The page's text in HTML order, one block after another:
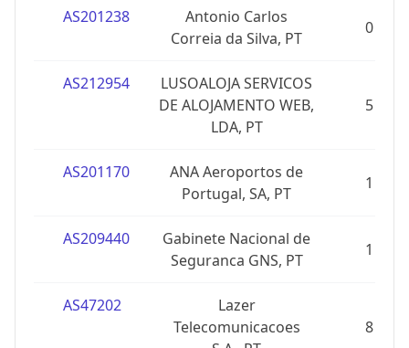
AS201238
Antonio Carlos
Correia da Silva, PT
0
AS212954
LUSOALOJA SERVICOS
DE ALOJAMENTO WEB,
LDA, PT
5
AS201170
ANA Aeroportos de
Portugal, SA, PT
1
AS209440
Gabinete Nacional de
Seguranca GNS, PT
1
AS47202
Lazer
Telecomunicacoes
8